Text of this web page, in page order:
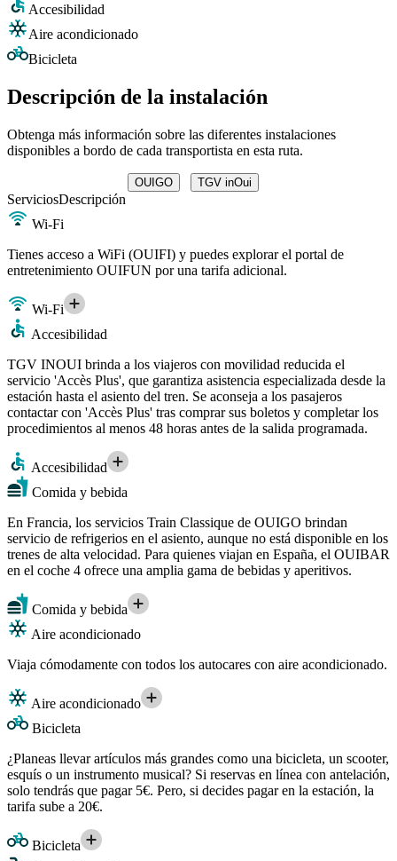
Accesibilidad
Aire acondicionado
Bicicleta
Descripción de la instalación
Obtenga más información sobre las diferentes instalaciones
disponibles a bordo de cada transportista en esta ruta.
OUIGO TGV inOui
ServiciosDescripción
Wi-Fi
Tienes acceso a WiFi (OUIFI) y puedes explorar el portal de
entretenimiento OUIFUN por una tarifa adicional.
Wi-Fi
Accesibilidad
TGV INOUI brinda a los viajeros con movilidad reducida el
servicio 'Accès Plus', que garantiza asistencia especializada desde la
estación hasta el asiento del tren. Se aconseja a los pasajeros
contactar con 'Accès Plus' tras comprar sus boletos y completar los
procedimientos al menos 48 horas antes de la salida programada.
Accesibilidad
Comida y bebida
En Francia, los servicios Train Classique de OUIGO brindan
servicio de refrigerios en el asiento, aunque no está disponible en los
trenes de alta velocidad. Para quienes viajan en España, el OUIBAR
en el coche 4 ofrece una amplia gama de bebidas y aperitivos.
Comida y bebida
Aire acondicionado
Viaja cómodamente con todos los autocares con aire acondicionado.
Aire acondicionado
Bicicleta
¿Planeas llevar artículos más grandes como una bicicleta, un scooter,
esquís o un instrumento musical? Si reservas en línea con antelación,
solo tendrás que pagar 5€. Pero, si decides pagar en la estación, la
tarifa sube a 20€.
Bicicleta